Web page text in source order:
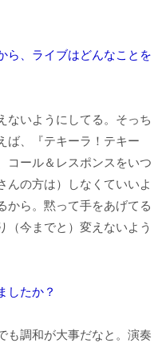
、ライブはどんなことを
ないようにしてる。そっち
ば、『テキーラ！テキー
コール＆レスポンスをいつ
んの方は）しなくていいよ
から。黙って手をあげてる
（今までと）変えないよう
したか？
も調和が大事だなと。演奏